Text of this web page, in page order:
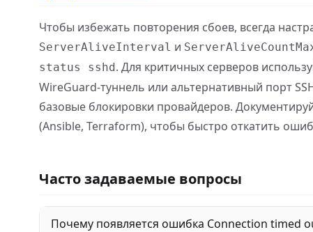
Чтобы избежать повторения сбоев, всегда
ServerAliveInterval и
status sshd. Для критичных серверов
WireGuard-туннель или альтернативный порт
базовые блокировки провайдеров.
(Ansible, Terraform), чтобы быстро откатить
Часто задаваемые вопросы
Почему появляется ошибка Connection timed